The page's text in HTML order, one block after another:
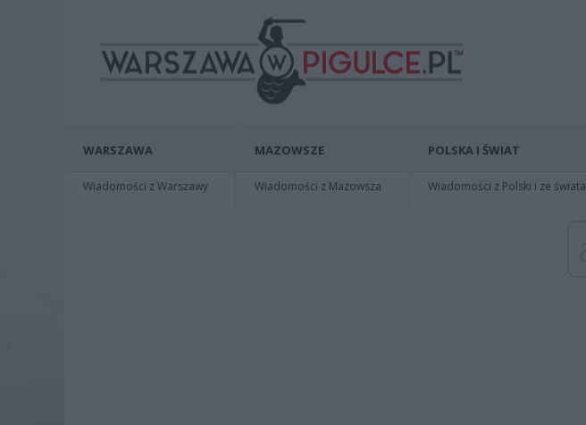
WARSZAWA
Wiadomości z Warszawy
MAZOWSZE
Wiadomości z Mazowsza
POLSKA I ŚWIAT
Wiadomości z Polski i ze świata